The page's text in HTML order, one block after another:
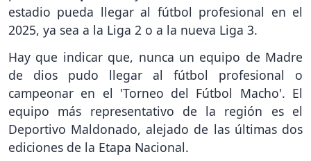
estadio pueda llegar al fútbol profesional en el
2025, ya sea a la Liga 2 o a la nueva Liga 3.
Hay que indicar que, nunca un equipo de Madre
de dios pudo llegar al fútbol profesional o
campeonar en el 'Torneo del Fútbol Macho'. El
equipo más representativo de la región es el
Deportivo Maldonado, alejado de las últimas dos
ediciones de la Etapa Nacional.